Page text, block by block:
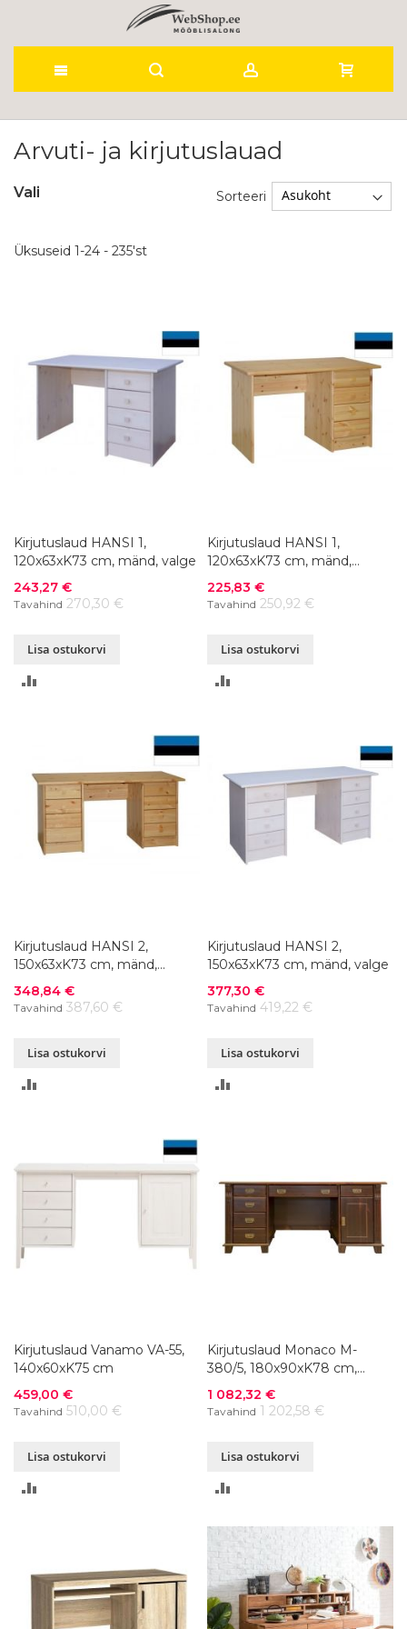
to
Arvuti- ja kirjutuslauad
Üksuseid 1-24 - 235'st
Sorteeri
Kirjutuslaud HANSI 1,
120x63xK73 cm, mänd, valge
Soodushind
243,27 €
Tavahind 270,30 €
Lisa ostukorvi
Kirjutuslaud HANSI 1,
120x63xK73 cm, mänd,
naturaalne
Soodushind
225,83 €
Tavahind 250,92 €
Lisa ostukorvi
Kirjutuslaud HANSI 2,
150x63xK73 cm, mänd,
naturaalne
Soodushind
348,84 €
Tavahind 387,60 €
Lisa ostukorvi
Kirjutuslaud HANSI 2,
150x63xK73 cm, mänd, valge
Soodushind
377,30 €
Tavahind 419,22 €
Lisa ostukorvi
Kirjutuslaud Vanamo VA-55,
140x60xK75 cm
Soodushind
459,00 €
Tavahind 510,00 €
Lisa ostukorvi
Kirjutuslaud Monaco M-
380/5, 180x90xK78 cm,
tumepruun 38
Soodushind
1 082,32 €
Tavahind 1 202,58 €
Lisa ostukorvi
Vali